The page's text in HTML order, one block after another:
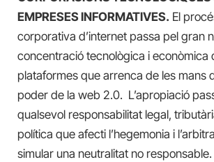
EMPRESES INFORMATIVES. El
corporativa d’internet passa pel gran
concentració tecnològica i econòmica
plataformes que arrenca de les mans
poder de la web 2.0. L’apropiació
qualsevol responsabilitat legal,
política que afecti l’hegemonia i
simular una neutralitat no responsable.